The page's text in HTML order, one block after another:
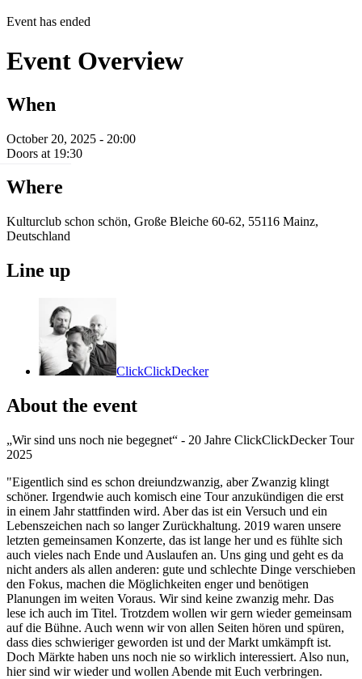
Event has ended
Event Overview
When
October 20, 2025 - 20:00
Doors at 19:30
Where
Kulturclub schon schön, Große Bleiche 60-62, 55116 Mainz,
Deutschland
Line up
ClickClickDecker
About the event
„Wir sind uns noch nie begegnet“ - 20 Jahre ClickClickDecker Tour
2025
"Eigentlich sind es schon dreiundzwanzig, aber Zwanzig klingt
schöner. Irgendwie auch komisch eine Tour anzukündigen die erst
in einem Jahr stattfinden wird. Aber das ist ein Versuch und ein
Lebenszeichen nach so langer Zurückhaltung. 2019 waren unsere
letzten gemeinsamen Konzerte, das ist lange her und es fühlte sich
auch vieles nach Ende und Auslaufen an. Uns ging und geht es da
nicht anders als allen anderen: gute und schlechte Dinge verschieben
den Fokus, machen die Möglichkeiten enger und benötigen
Planungen im weiten Voraus. Wir sind keine zwanzig mehr. Das
lese ich auch im Titel. Trotzdem wollen wir gern wieder gemeinsam
auf die Bühne. Auch wenn wir von allen Seiten hören und spüren,
dass dies schwieriger geworden ist und der Markt umkämpft ist.
Doch Märkte haben uns noch nie so wirklich interessiert. Also nun,
hier sind wir wieder und wollen Abende mit Euch verbringen.